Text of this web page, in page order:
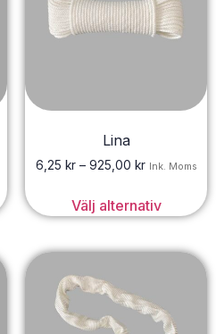
Lina
6,25 kr – 925,00 kr Ink. Moms
Välj alternativ